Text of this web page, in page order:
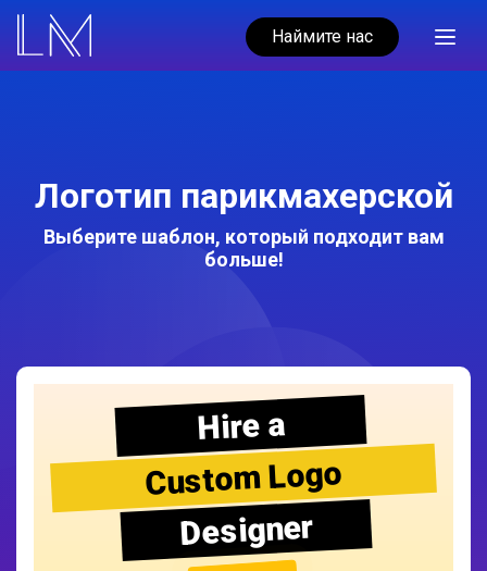
Наймите нас
Логотип парикмахерской
Выберите шаблон, который подходит вам
больше!
Hire a
Custom Logo
Designer